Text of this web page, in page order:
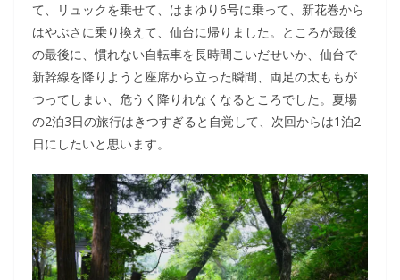
て、リュックを乗せて、はまゆり6号に乗って、新花巻から
はやぶさに乗り換えて、仙台に帰りました。ところが最後
の最後に、慣れない自転車を長時間こいだせいか、仙台で
新幹線を降りようと座席から立った瞬間、両足の太ももが
つってしまい、危うく降りれなくなるところでした。夏場
の2泊3日の旅行はきつすぎると自覚して、次回からは1泊2
日にしたいと思います。